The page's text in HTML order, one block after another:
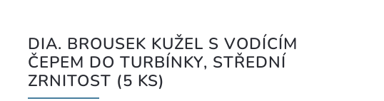
DIA. BROUSEK KUŽEL S VODÍCÍM
ČEPEM DO TURBÍNKY, STŘEDNÍ
ZRNITOST (5 KS)